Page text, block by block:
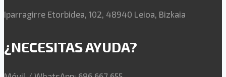
Iparragirre Etorbidea, 102, 48940 Leioa, Bizkaia
¿NECESITAS AYUDA?